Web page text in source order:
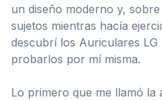
un diseño moderno y,
sujetos mientras hacía
descubrí los Auriculares LG
probarlos por mí misma.
Lo primero que me llamó la